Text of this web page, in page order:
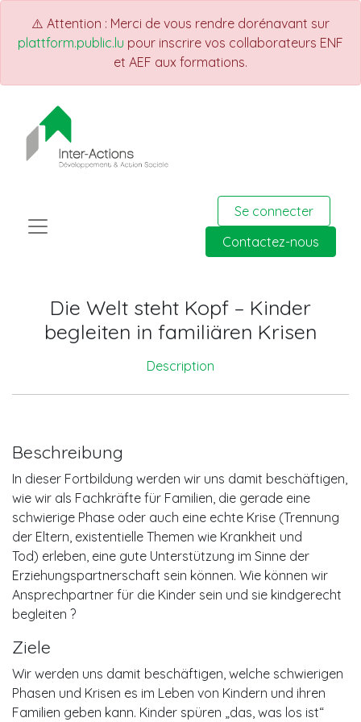
⚠️ Attention : Merci de vous rendre dorénavant sur
plattform.public.lu pour inscrire vos collaborateurs ENF
et AEF aux formations.
Se connecter
Contactez-nous
Die Welt steht Kopf – Kinder
begleiten in familiären Krisen
Description
Beschreibung
In dieser Fortbildung werden wir uns damit beschäftigen,
wie wir als Fachkräfte für Familien, die gerade eine
schwierige Phase oder auch eine echte Krise (Trennung
der Eltern, existentielle Themen wie Krankheit und
Tod) erleben, eine gute Unterstützung im Sinne der
Erziehungspartnerschaft sein können. Wie können wir
Ansprechpartner für die Kinder sein und sie kindgerecht
begleiten ?
Ziele
Wir werden uns damit beschäftigen, welche schwierigen
Phasen und Krisen es im Leben von Kindern und ihren
Familien geben kann. Kinder spüren „das, was los ist“